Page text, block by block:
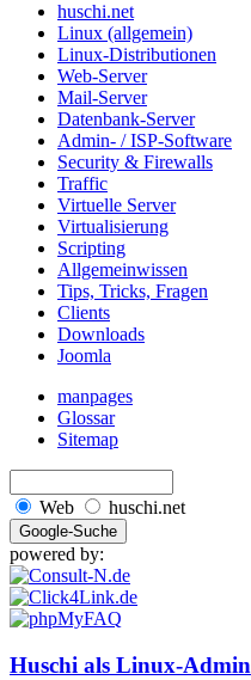
huschi.net
Linux (allgemein)
Linux-Distributionen
Web-Server
Mail-Server
Datenbank-Server
Admin- / ISP-Software
Security & Firewalls
Traffic
Virtuelle Server
Virtualisierung
Scripting
Allgemeinwissen
Tips, Tricks, Fragen
Clients
Downloads
Joomla
manpages
Glossar
Sitemap
Web huschi.net
powered by:
Huschi als Linux-Admin